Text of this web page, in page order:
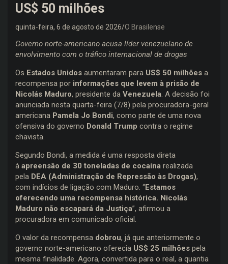
US$ 50 milhões
quinta-feira, 6 de agosto de 2026 O Brasilense
Governo norte-americano acusa líder venezuelano de
envolvimento com o tráfico internacional de drogas
Os Estados Unidos aumentaram para US$ 50 milhões a
recompensa por informações que levem à prisão de
Nicolás Maduro, presidente da Venezuela. A decisão foi
anunciada nesta quarta-feira (7/8) pela procuradora-geral
americana Pamela Jo Bondi, como parte de uma nova
ofensiva do governo Donald Trump contra o regime
chavista.
Segundo Bondi, a medida é uma resposta direta
à apreensão de 30 toneladas de cocaína realizada
pela DEA (Administração de Repressão às Drogas),
com indícios de ligação com Maduro. “Estamos
oferecendo uma recompensa histórica. Nicolás
Maduro não escapará da Justiça”, afirmou a
procuradora em comunicado oficial.
O valor da recompensa dobrou, já que anteriormente o
governo norte-americano oferecia US$ 25 milhões pela
mesma finalidade. Agora, convertida para o real, a quantia